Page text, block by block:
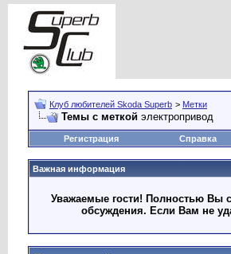
Клуб любителей Skoda Superb > Метки
Темы с меткой электропривод
Регистрация Справка
Важная информация
Уважаемые гости! Полностью Вы
обсуждения. Если Вам не